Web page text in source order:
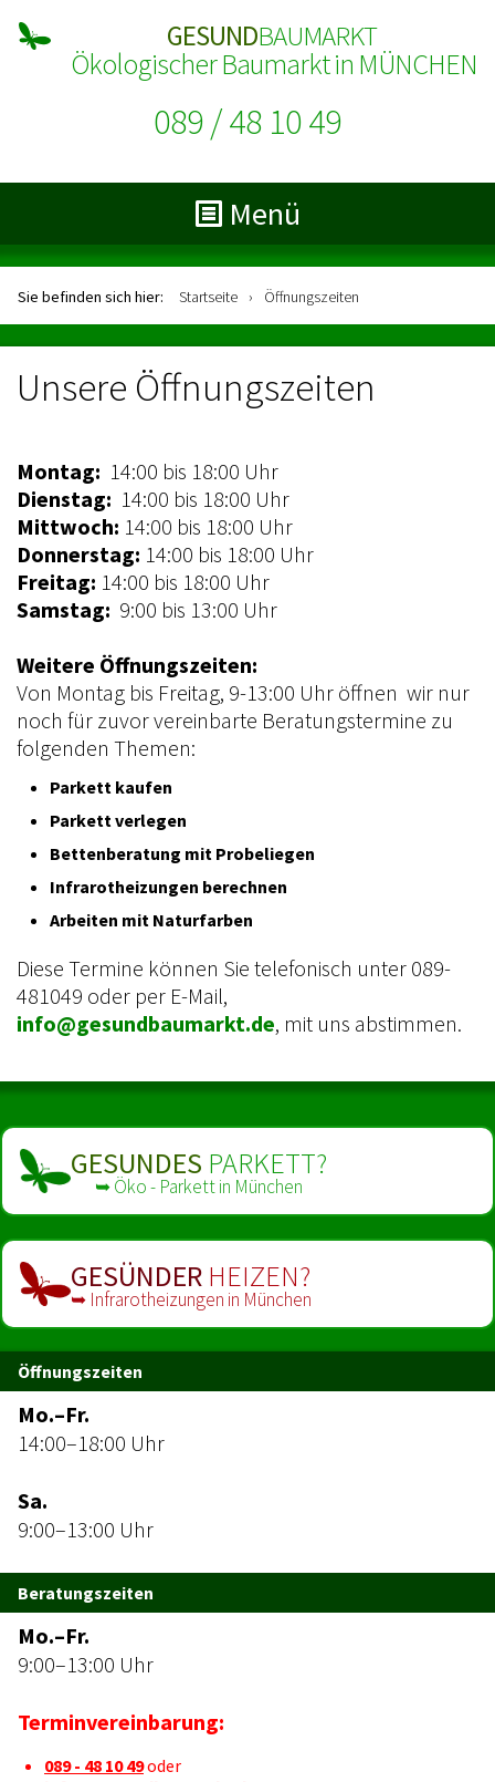
GESUNDBAUMARKT
Ökologischer Baumarkt in MÜNCHEN
089 / 48 10 49
Menü
Sie befinden sich hier: Startseite › Öffnungszeiten
Unsere Öffnungszeiten
Montag: 14:00 bis 18:00 Uhr
Dienstag: 14:00 bis 18:00 Uhr
Mittwoch: 14:00 bis 18:00 Uhr
Donnerstag: 14:00 bis 18:00 Uhr
Freitag: 14:00 bis 18:00 Uhr
Samstag: 9:00 bis 13:00 Uhr
Weitere Öffnungszeiten:
Von Montag bis Freitag, 9-13:00 Uhr öffnen wir nur
noch für zuvor vereinbarte Beratungstermine zu
folgenden Themen:
Parkett kaufen
Parkett verlegen
Bettenberatung mit Probeliegen
Infrarotheizungen berechnen
Arbeiten mit Naturfarben
Diese Termine können Sie telefonisch unter 089-
481049 oder per E-Mail,
info@gesundbaumarkt.de, mit uns abstimmen.
GESUNDES PARKETT?
➥ Öko - Parkett in München
GESÜNDER HEIZEN?
➥ Infrarot­heizungen in München
Öffnungszeiten
Mo.–Fr.
14:00–18:00 Uhr
Sa.
9:00–13:00 Uhr
Beratungszeiten
Mo.–Fr.
9:00–13:00 Uhr
Terminvereinbarung:
089 - 48 10 49oder